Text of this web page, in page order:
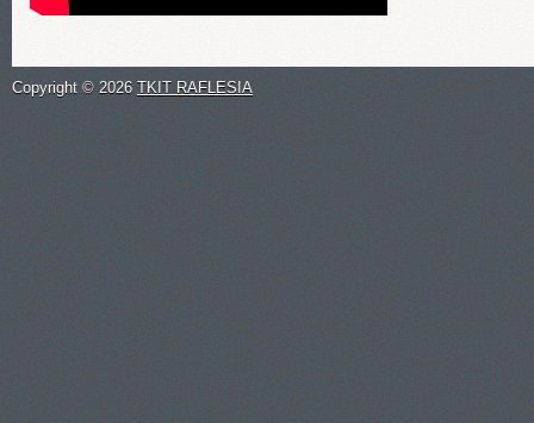
Copyright © 2026 TKIT RAFLESIA